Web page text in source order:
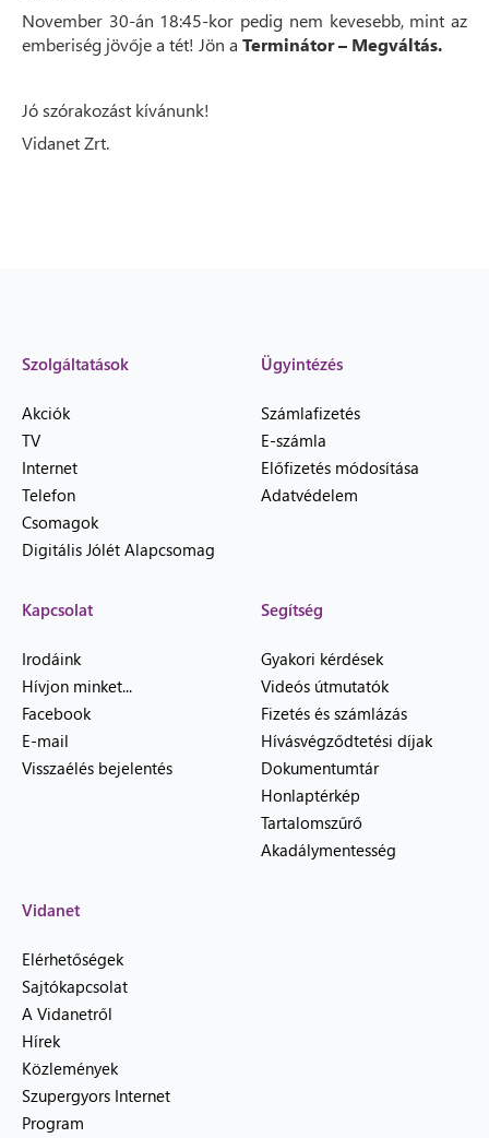
November 30-án 18:45-kor pedig nem kevesebb, mint az
emberiség jövője a tét! Jön a Terminátor – Megváltás.
Jó szórakozást kívánunk!
Vidanet Zrt.
Szolgáltatások
Akciók
TV
Internet
Telefon
Csomagok
Digitális Jólét Alapcsomag
Ügyintézés
Számlafizetés
E-számla
Előfizetés módosítása
Adatvédelem
Kapcsolat
Irodáink
Hívjon minket...
Facebook
E-mail
Visszaélés bejelentés
Segítség
Gyakori kérdések
Videós útmutatók
Fizetés és számlázás
Hívásvégződtetési díjak
Dokumentumtár
Honlaptérkép
Tartalomszűrő
Akadálymentesség
Vidanet
Elérhetőségek
Sajtókapcsolat
A Vidanetről
Hírek
Közlemények
Szupergyors Internet
Program